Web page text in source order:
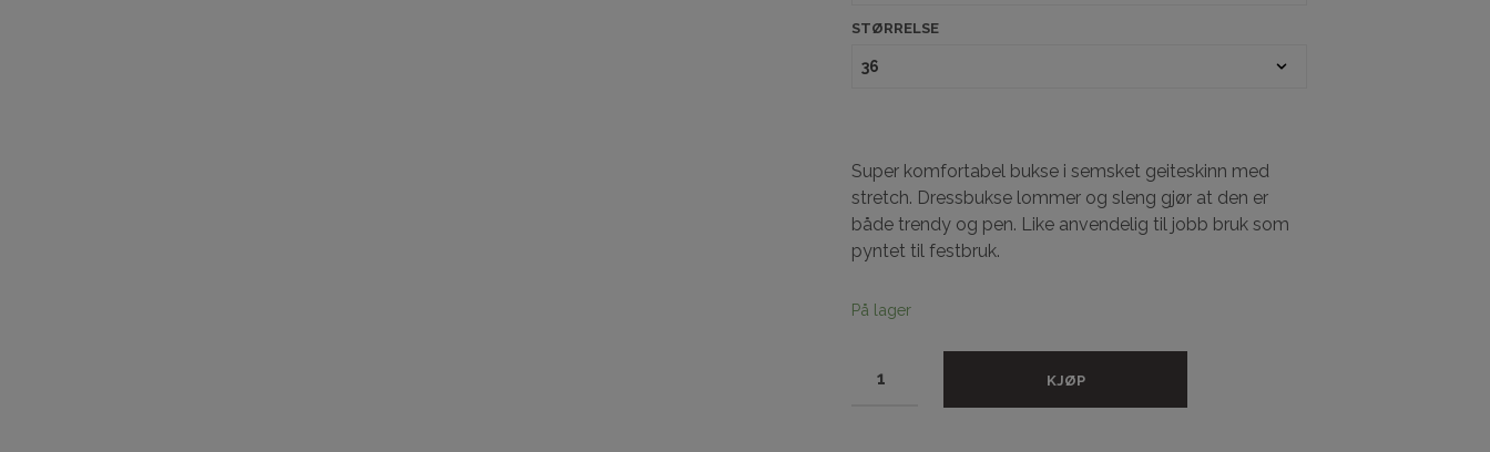
STØRRELSE
Super komfortabel bukse i semsket geiteskinn med
stretch. Dressbukse lommer og sleng gjør at den er
både trendy og pen. Like anvendelig til jobb bruk som
pyntet til festbruk.
På lager
KJØP